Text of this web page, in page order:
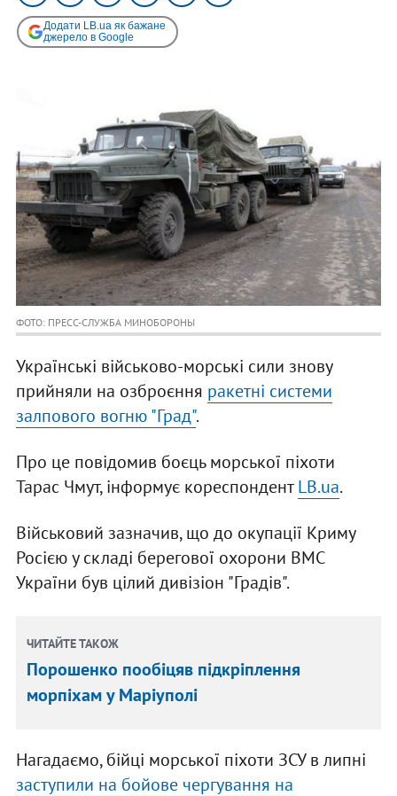
Додати LB.ua як бажане
джерело в Google
ФОТО: ПРЕСС-СЛУЖБА МИНОБОРОНЫ
Українські військово-морські сили знову
прийняли на озброєння ракетні системи
залпового вогню "Град".
Про це повідомив боєць морської піхоти
Тарас Чмут, інформує кореспондентLB.ua.
Військовий зазначив, що до окупації Криму
Росією у складі берегової охорони ВМС
України був цілий дивізіон "Градів".
ЧИТАЙТЕ ТАКОЖ
Порошенко пообіцяв підкріплення
морпіхам у Маріуполі
Нагадаємо, бійці морської піхоти ЗСУ в липні
заступили на бойове чергування на